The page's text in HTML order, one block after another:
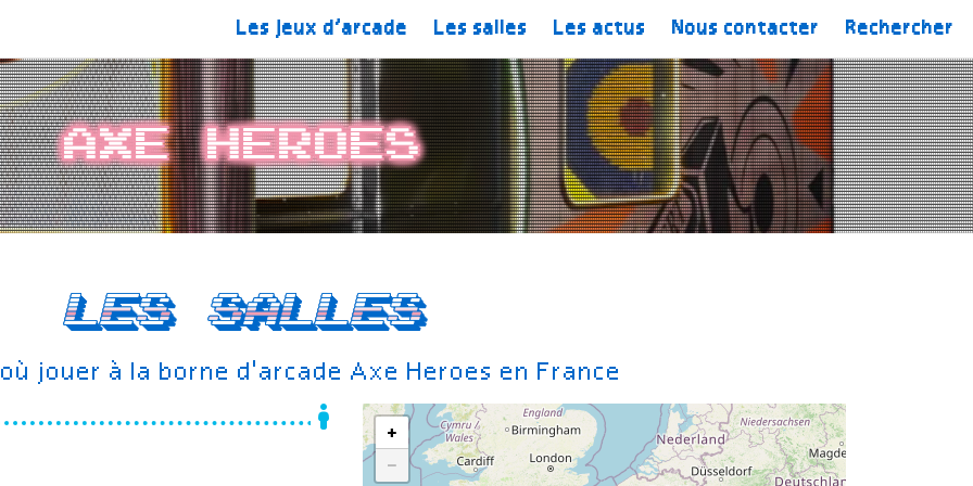
Les jeux d’arcade Les salles Les actus Nous contacter Rechercher
Axe Heroes
Les salles
jouer à la borne d'arcade Axe Heroes en France
+
−